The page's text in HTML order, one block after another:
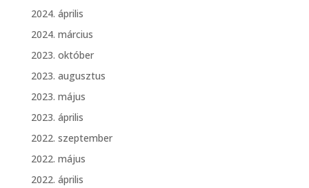
2024. április
2024. március
2023. október
2023. augusztus
2023. május
2023. április
2022. szeptember
2022. május
2022. április